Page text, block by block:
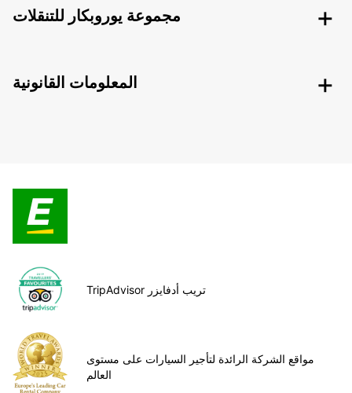
مجموعة يوروبكار للتنقلات
المعلومات القانونية
TripAdvisor تريب أدفايزر
مواقع الشركة الرائدة لتأجير السيارات على مستوى
العالم